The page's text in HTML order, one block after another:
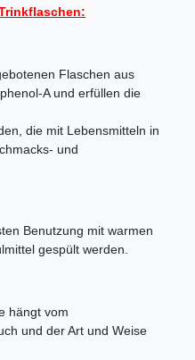
Flaschen aus
A und erfüllen die
die mit Lebensmitteln in
und
Benutzung mit warmen
gespült werden.
hängt vom
und der Art und Weise